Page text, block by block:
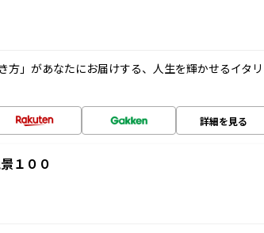
」があなたにお届けする、人生を輝かせるイタリ
詳細を見る
１００